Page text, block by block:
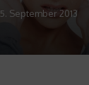
5. September 2013